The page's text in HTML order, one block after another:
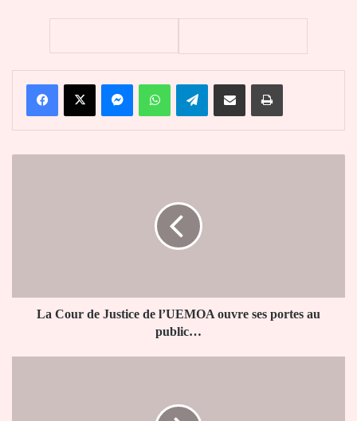
FacebookX MessengerWhatsAppTelegramPartager par email Imprimer
portes
La Cour de Justice de l’UEMOA ouvre ses portes au
public…